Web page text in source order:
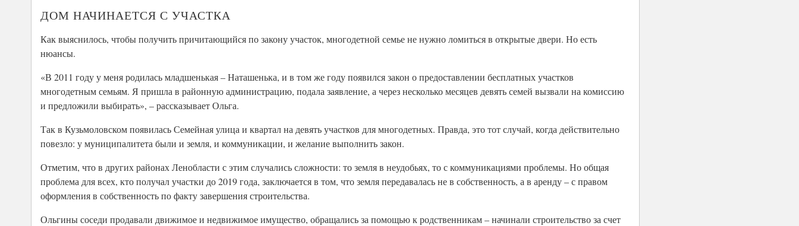
ДОМ НАЧИНАЕТСЯ С УЧАСТКА
Как выяснилось, чтобы получить причитающийся по закону участок, многодетной семье не нужно ломиться в открытые двери. Но есть
нюансы.
«В 2011 году у меня родилась младшенькая – Наташенька, и в том же году появился закон о предоставлении бесплатных участков
многодетным семьям. Я пришла в районную администрацию, подала заявление, а через несколько месяцев девять семей вызвали на комиссию
и предложили выбирать», – рассказывает Ольга.
Так в Кузьмоловском появилась Семейная улица и квартал на девять участков для многодетных. Правда, это тот случай, когда действительно
повезло: у муниципалитета были и земля, и коммуникации, и желание выполнить закон.
Отметим, что в других районах Ленобласти с этим случались сложности: то земля в неудобьях, то с коммуникациями проблемы. Но общая
проблема для всех, кто получал участки до 2019 года, заключается в том, что земля передавалась не в собственность, а в аренду – с правом
оформления в собственность по факту завершения строительства.
Ольгины соседи продавали движимое и недвижимое имущество, обращались за помощью к родственникам – начинали строительство за счет